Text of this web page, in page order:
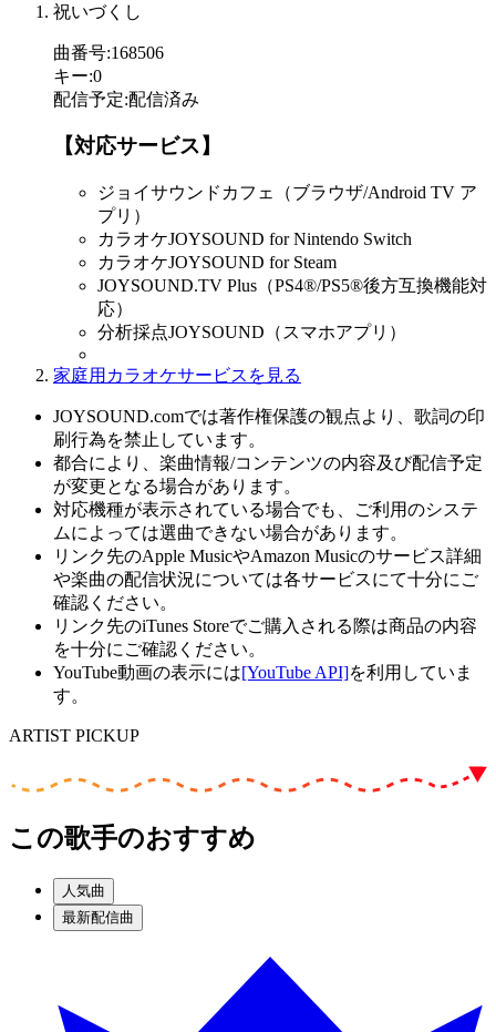
祝いづくし
曲番号:168506
キー:0
配信予定:配信済み
【対応サービス】
ジョイサウンドカフェ（ブラウザ/Android TV ア
プリ）
カラオケJOYSOUND for Nintendo Switch
カラオケJOYSOUND for Steam
JOYSOUND.TV Plus（PS4®/PS5®後方互換機能対
応）
分析採点JOYSOUND（スマホアプリ）
家庭用カラオケサービスを見る
JOYSOUND.comでは著作権保護の観点より、歌詞の印
刷行為を禁止しています。
都合により、楽曲情報/コンテンツの内容及び配信予定
が変更となる場合があります。
対応機種が表示されている場合でも、ご利用のシステ
ムによっては選曲できない場合があります。
リンク先のApple MusicやAmazon Musicのサービス詳細
や楽曲の配信状況については各サービスにて十分にご
確認ください。
リンク先のiTunes Storeでご購入される際は商品の内容
を十分にご確認ください。
YouTube動画の表示には[YouTube API]を利用していま
す。
ARTIST PICKUP
この歌手のおすすめ
人気曲
最新配信曲